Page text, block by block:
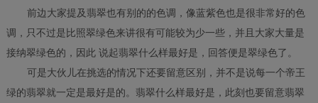
前边大家提及翡翠也有别的的色调，像蓝紫色也是很非常好的色
调，只不过是比照翠绿色来讲很有可能较为少一些，并且大家大量是
接纳翠绿色的，因此 说起翡翠什么样最好是，回答便是翠绿色了。
可是大伙儿在挑选的情况下还要留意区别，并不是说每一个帝王
绿的翡翠就一定是最好是的。翡翠什么样最好是，此刻也要留意翡翠